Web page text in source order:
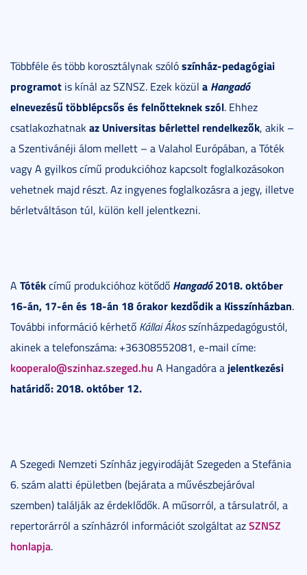
Többféle és több korosztálynak szólószínház-pedagógiai
programot is kínál az SZNSZ. Ezek közül a Hangadó
elnevezésű többlépcsős és felnőtteknek szól. Ehhez
csatlakozhatnakaz Universitas bérlettel rendelkezők, akik –
a Szentivánéji álom mellett – a Valahol Európában, a Tóték
vagy A gyilkos című produkcióhoz kapcsolt foglalkozásokon
vehetnek majd részt. Az ingyenes foglalkozásra a jegy, illetve
bérletváltáson túl, külön kell jelentkezni.
A Tótékcímű produkcióhoz kötődő Hangadó2018. október
16-án, 17-én és 18-án 18 órakor kezdődik a Kisszínházban.
További információ kérhető Kállai Ákosszínházpedagógustól,
akinek a telefonszáma: +36308552081, e-mail címe:
kooperalo@szinhaz.szeged.hu A Hangadóra a jelentkezési
határidő: 2018. október 12.
A Szegedi Nemzeti Színház jegyirodáját Szegeden a Stefánia
6. szám alatti épületben (bejárata a művészbejáróval
szemben) találják az érdeklődők. A műsorról, a társulatról, a
repertorárról a színházról információt szolgáltat azSZNSZ
honlapja.